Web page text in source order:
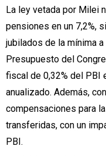
La ley vetada por Milei
pensiones en un 7,2%,
jubilados de la mínima
Presupuesto del
fiscal de 0,32% del PBI
anualizado. Además,
compensaciones para
transferidas, con un
PBI.